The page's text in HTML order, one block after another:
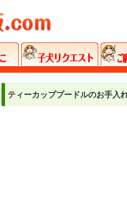
ティーカッププードルのお手入